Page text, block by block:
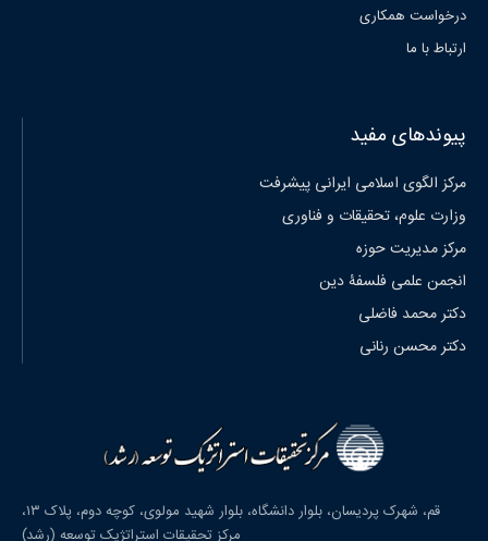
درخواست همکاری
ارتباط با ما
پیوندهای مفید
مرکز الگوی اسلامی ایرانی پیشرفت
وزارت علوم، تحقیقات و فناوری
مرکز مدیریت حوزه
انجمن علمی فلسفۀ دین
دکتر محمد فاضلی
دکتر محسن رنانی
قم، شهرک پردیسان، بلوار دانشگاه، بلوار شهید مولوی، کوچه دوم، پلاک ۱۳،
مرکز تحقیقات استراتژیک توسعه (رشد)